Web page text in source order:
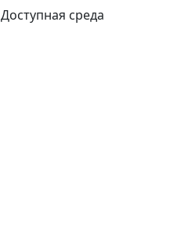
Доступная среда